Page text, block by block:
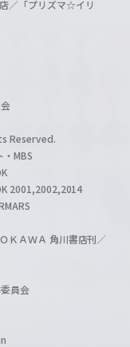
／「プリズマ☆イリ
Reserved.
MBS
2001,2002,2014
ＫＡＷＡ 角川書店刊／
員会